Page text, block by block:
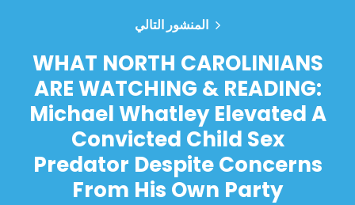
المنشور التالي
WHAT NORTH CAROLINIANS
ARE WATCHING & READING:
Michael Whatley Elevated A
Convicted Child Sex
Predator Despite Concerns
From His Own Party